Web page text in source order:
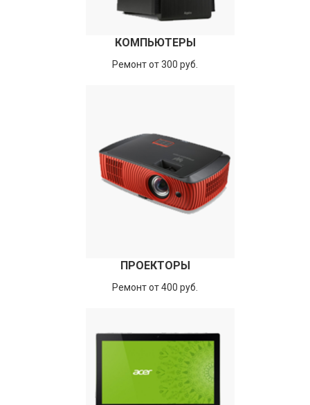
КОМПЬЮТЕРЫ
Ремонт от 300 руб.
ПРОЕКТОРЫ
Ремонт от 400 руб.